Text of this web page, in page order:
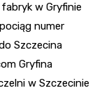
w Gryfinie
numer
Szczecina
Gryfina
w Szczecinie